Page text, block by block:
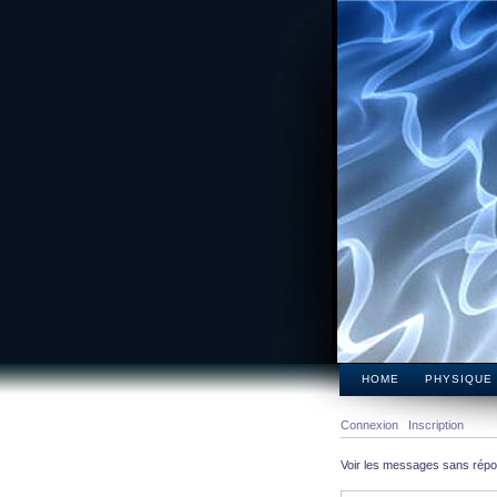
HOME PHYSIQUE
Connexion Inscription
Voir les messages sans